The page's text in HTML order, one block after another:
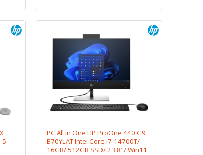
5-
PC All in One HP ProOne 440 G9
B70YLAT Intel Core i7-14700T/
16GB/ 512GB SSD/ 23.8"/ Win11